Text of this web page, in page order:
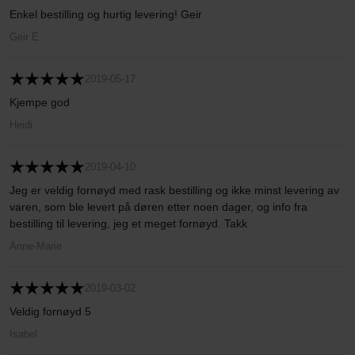
Enkel bestilling og hurtig levering! Geir
Geir E.
2019-05-17
Kjempe god
Heidi
2019-04-10
Jeg er veldig fornøyd med rask bestilling og ikke minst levering av
varen, som ble levert på døren etter noen dager, og info fra
bestilling til levering, jeg et meget fornøyd. Takk
Anne-Marie
2019-03-02
Veldig fornøyd 5
Isabel